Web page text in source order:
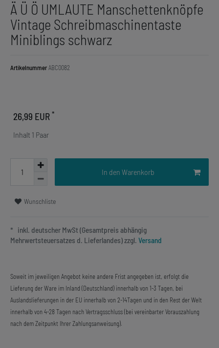
Ä Ü Ö UMLAUTE Manschettenknöpfe
Vintage Schreibmaschinentaste
Miniblings schwarz
ArtikelnummerABC0082
26,99 EUR *
Inhalt 1 Paar
In den Warenkorb
Wunschliste
* inkl. deutscher MwSt (Gesamtpreis abhängig
Mehrwertsteuersatzes d. Lieferlandes) zzgl. Versand
Soweit im jeweiligen Angebot keine andere Frist angegeben ist, erfolgt die
Lieferung der Ware im Inland (Deutschland) innerhalb von 1-3 Tagen, bei
Auslandslieferungen in der EU innerhalb von 2-14Tagen und in den Rest der Welt
innerhalb von 4-28 Tagen nach Vertragsschluss (bei vereinbarter Vorauszahlung
nach dem Zeitpunkt Ihrer Zahlungsanweisung).